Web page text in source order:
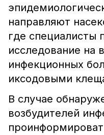
направляют
где специалисты
исследование на
инфекционных
иксодовыми
В случае
возбудителей